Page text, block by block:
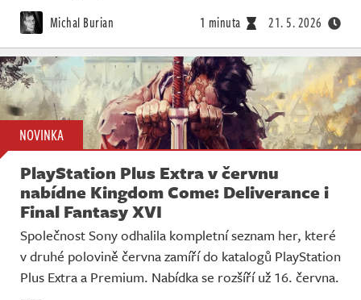
Michal Burian 1 minuta 21. 5. 2026
NOVINKA
PlayStation Plus Extra v červnu
nabídne Kingdom Come: Deliverance i
Final Fantasy XVI
Společnost Sony odhalila kompletní seznam her, které
v druhé polovině června zamíří do katalogů PlayStation
Plus Extra a Premium. Nabídka se rozšíří už 16. června.